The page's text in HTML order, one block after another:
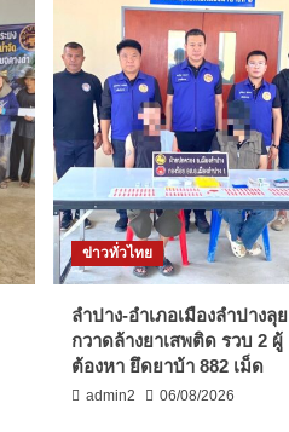
ข่าวทั่วไทย
ลำปาง-อำเภอเมืองลำปางลุย
กวาดล้างยาเสพติด รวบ 2 ผู้
ต้องหา ยึดยาบ้า 882 เม็ด
admin2 06/08/2026